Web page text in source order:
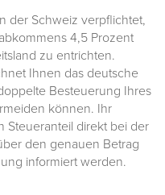
der Schweiz verpflichtet,
4,5 Prozent
zu entrichten.
Ihnen das deutsche
Besteuerung Ihres
können. Ihr
Steueranteil direkt bei der
den genauen Betrag
informiert werden.